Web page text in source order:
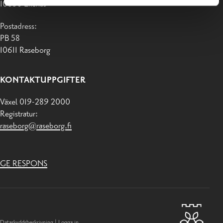
10650 Ekenäs
Postadress:
PB 58
10611 Raseborg
KONTAKTUPPGIFTER
Växel 019-289 2000
Registratur:
raseborg@raseborg.fi
GE RESPONS